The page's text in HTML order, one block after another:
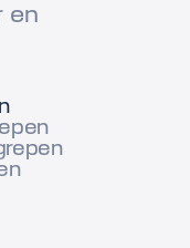
en